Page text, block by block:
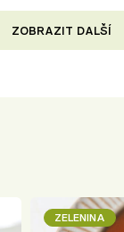
ZOBRAZIT DALŠÍ
ZELENINA